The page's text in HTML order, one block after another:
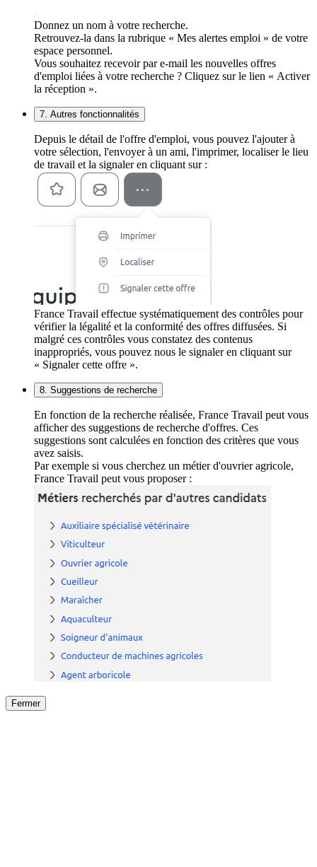
Donnez un nom à votre recherche.
Retrouvez-la dans la rubrique « Mes alertes emploi » de votre
espace personnel.
Vous souhaitez recevoir par e-mail les nouvelles offres
d'emploi liées à votre recherche ? Cliquez sur le lien « Activer
la réception ».
7. Autres fonctionnalités
Depuis le détail de l'offre d'emploi, vous pouvez l'ajouter à
votre sélection, l'envoyer à un ami, l'imprimer, localiser le lieu
de travail et la signaler en cliquant sur :
France Travail effectue systématiquement des contrôles pour
vérifier la légalité et la conformité des offres diffusées. Si
malgré ces contrôles vous constatez des contenus
inappropriés, vous pouvez nous le signaler en cliquant sur
« Signaler cette offre ».
8. Suggestions de recherche
En fonction de la recherche réalisée, France Travail peut vous
afficher des suggestions de recherche d'offres. Ces
suggestions sont calculées en fonction des critères que vous
avez saisis.
Par exemple si vous cherchez un métier d'ouvrier agricole,
France Travail peut vous proposer :
Fermer